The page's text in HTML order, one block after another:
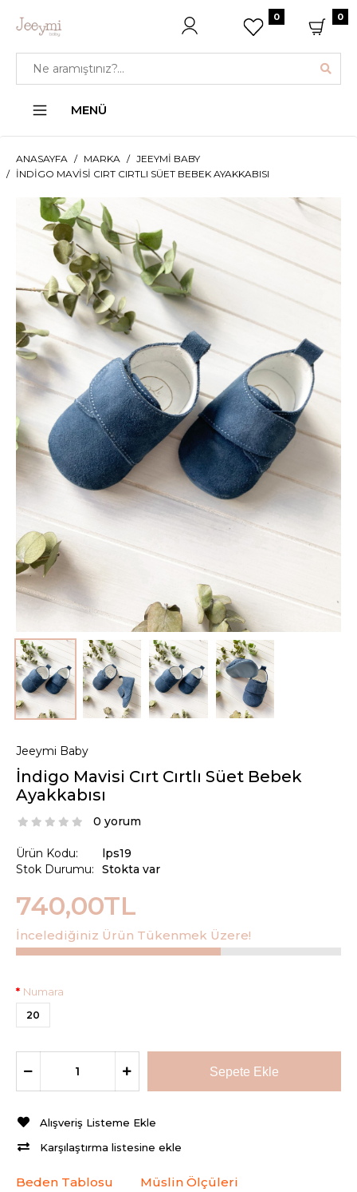
0 0
MENÜ
ANASAYFA MARKA
JEEYMI BABY
İNDIGO MAVISI CIRT CIRTLI SÜET BEBEK AYAKKABISI
Jeeymi Baby
İndigo Mavisi Cırt Cırtlı Süet Bebek
Ayakkabısı
0 yorum
Ürün Kodu:
Stok Durumu:
lps19
Stokta var
740,00TL
İncelediğiniz Ürün Tükenmek Üzere!
Numara
20
Alışveriş Listeme Ekle
Karşılaştırma listesine ekle
Beden Tablosu Müslin Ölçüleri